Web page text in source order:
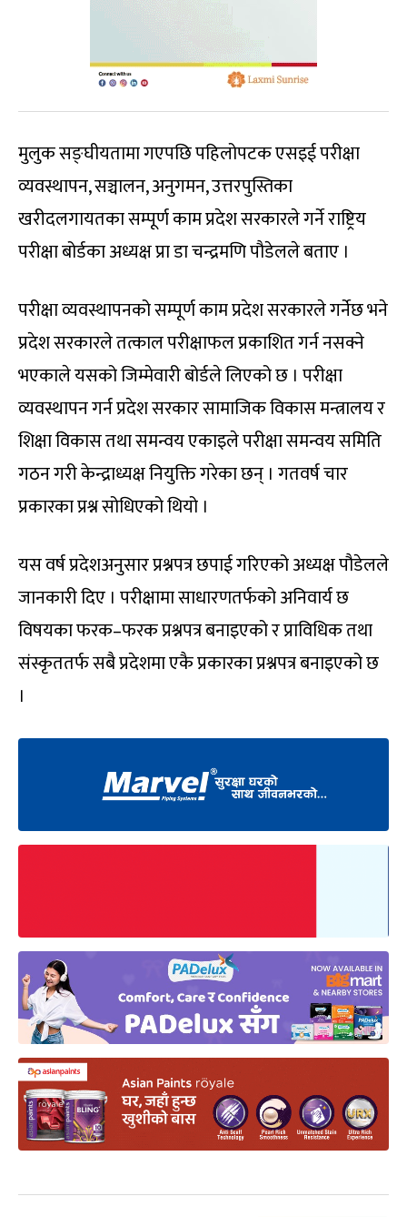
मुलुक सङ्घीयतामा गएपछि पहिलोपटक एसइई परीक्षा
व्यवस्थापन, सञ्चालन, अनुगमन, उत्तरपुस्तिका
खरीदलगायतका सम्पूर्ण काम प्रदेश सरकारले गर्ने राष्ट्रिय
परीक्षा बोर्डका अध्यक्ष प्रा डा चन्द्रमणि पौडेलले बताए ।
परीक्षा व्यवस्थापनको सम्पूर्ण काम प्रदेश सरकारले गर्नेछ भने
प्रदेश सरकारले तत्काल परीक्षाफल प्रकाशित गर्न नसक्ने
भएकाले यसको जिम्मेवारी बोर्डले लिएको छ । परीक्षा
व्यवस्थापन गर्न प्रदेश सरकार सामाजिक विकास मन्त्रालय र
शिक्षा विकास तथा समन्वय एकाइले परीक्षा समन्वय समिति
गठन गरी केन्द्राध्यक्ष नियुक्ति गरेका छन् । गतवर्ष चार
प्रकारका प्रश्न सोधिएको थियो ।
यस वर्ष प्रदेशअनुसार प्रश्नपत्र छपाई गरिएको अध्यक्ष पौडेलले
जानकारी दिए । परीक्षामा साधारणतर्फको अनिवार्य छ
विषयका फरक–फरक प्रश्नपत्र बनाइएको र प्राविधिक तथा
संस्कृततर्फ सबै प्रदेशमा एकै प्रकारका प्रश्नपत्र बनाइएको छ
।